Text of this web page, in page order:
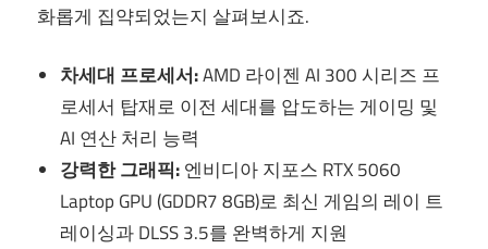
화롭게 집약되었는지 살펴보시죠.
차세대 프로세서:AMD 라이젠 AI 300 시리즈 프
로세서 탑재로 이전 세대를 압도하는 게이밍 및
AI 연산 처리 능력
강력한 그래픽:엔비디아 지포스 RTX 5060
Laptop GPU (GDDR7 8GB)로 최신 게임의 레이 트
레이싱과 DLSS 3.5를 완벽하게 지원